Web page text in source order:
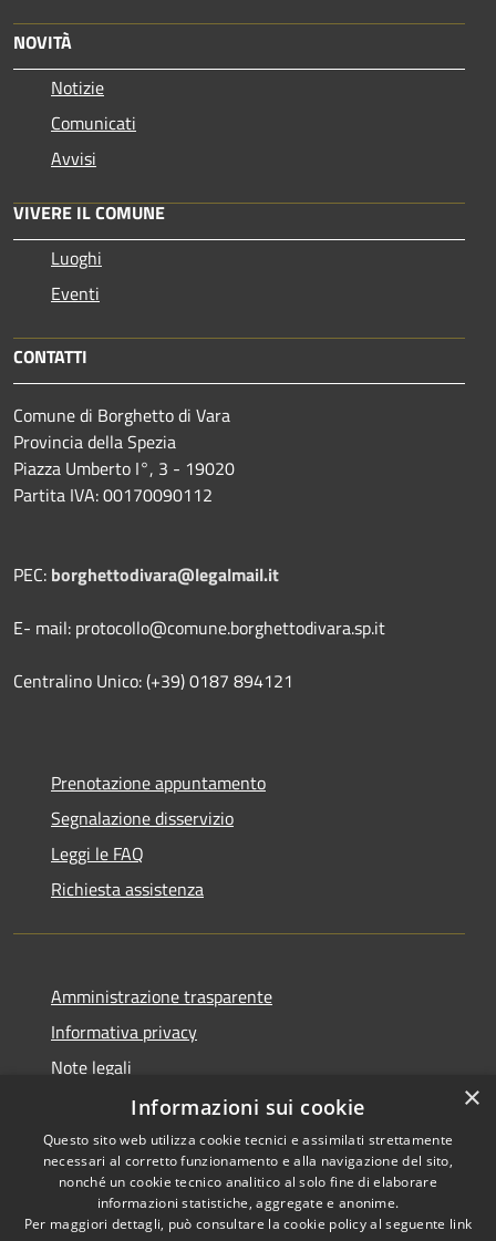
NOVITÀ
Notizie
Comunicati
Avvisi
VIVERE IL COMUNE
Luoghi
Eventi
CONTATTI
Comune di Borghetto di Vara
Provincia della Spezia
Piazza Umberto I°, 3 - 19020
Partita IVA: 00170090112
PEC: borghettodivara@legalmail.it
E- mail: protocollo@comune.borghettodivara.sp.it
Centralino Unico: (+39) 0187 894121
Prenotazione appuntamento
Segnalazione disservizio
Leggi le FAQ
Richiesta assistenza
Amministrazione trasparente
Informativa privacy
Note legali
Dichiarazione di accessibilità
RSS
Copyright © 2026 • Comune di
×
Informazioni sui cookie
Questo sito web utilizza cookie tecnici e assimilati strettamente
necessari al corretto funzionamento e alla navigazione del sito,
nonché un cookie tecnico analitico al solo fine di elaborare
informazioni statistiche, aggregate e anonime.
Per maggiori dettagli, può consultare la cookie policy al seguente link